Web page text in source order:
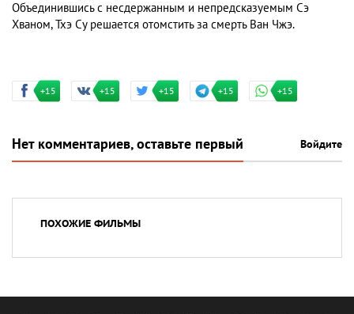
Объединившись с несдержанным и непредсказуемым Сэ
Хваном, Тхэ Су решается отомстить за смерть Ван Чжэ.
+15 +15 +15 +15 +15
Нет комментариев, оставьте первый Войдите
ПОХОЖИЕ ФИЛЬМЫ